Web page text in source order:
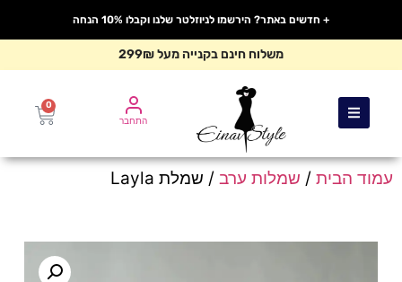
+ חדשים באתר? הירשמו לניוזלטר שלנו וקבלו 10% הנחה
משלוח חינם בקנייה מעל 299₪
0
התחבר
עמוד הבית / שמלות ערב / שמלת Layla